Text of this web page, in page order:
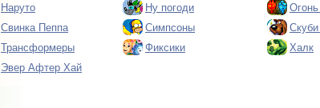
Наруто Ну погоди
Свинка Пеппа Симпсоны
Трансформеры Фиксики Халк
Эвер Афтер Хай